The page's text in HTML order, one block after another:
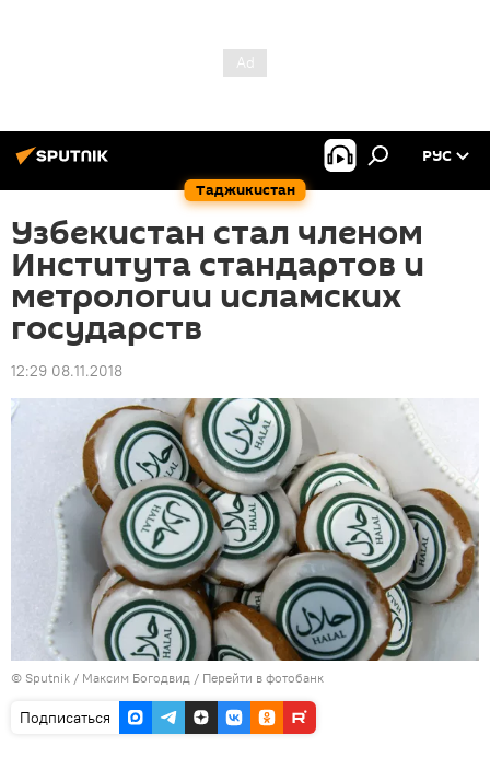
Таджикистан
РУС
Узбекистан стал членом
Института стандартов и
метрологии исламских
государств
12:29 08.11.2018
© Sputnik / Максим Богодвид / Перейти в фотобанк
Подписаться